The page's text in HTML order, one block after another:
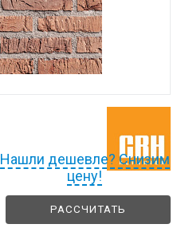
Нашли дешевле? Снизим
цену!
РАССЧИТАТЬ